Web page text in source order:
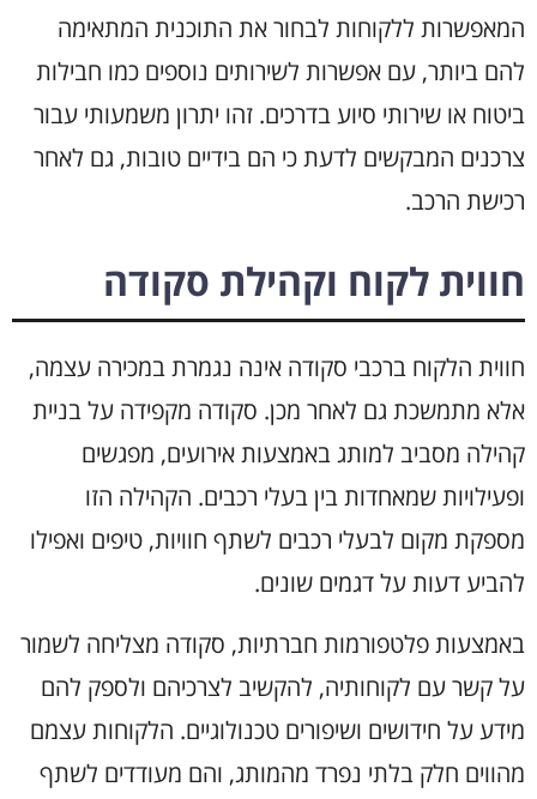
המאפשרות ללקוחות לבחור את התוכנית המתאימה
להם ביותר, עם אפשרות לשירותים נוספים כמו חבילות
ביטוח או שירותי סיוע בדרכים. זהו יתרון משמעותי עבור
צרכנים המבקשים לדעת כי הם בידיים טובות, גם לאחר
רכישת הרכב.
חווית לקוח וקהילת סקודה
חווית הלקוח ברכבי סקודה אינה נגמרת במכירה עצמה,
אלא מתמשכת גם לאחר מכן. סקודה מקפידה על בניית
קהילה מסביב למותג באמצעות אירועים, מפגשים
ופעילויות שמאחדות בין בעלי רכבים. הקהילה הזו
מספקת מקום לבעלי רכבים לשתף חוויות, טיפים ואפילו
להביע דעות על דגמים שונים.
באמצעות פלטפורמות חברתיות, סקודה מצליחה לשמור
על קשר עם לקוחותיה, להקשיב לצרכיהם ולספק להם
מידע על חידושים ושיפורים טכנולוגיים. הלקוחות עצמם
מהווים חלק בלתי נפרד מהמותג, והם מעודדים לשתף